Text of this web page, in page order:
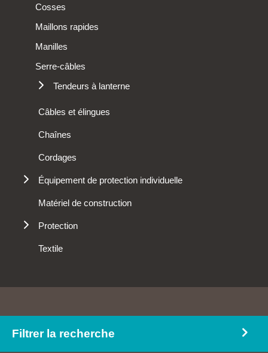
Cosses
Maillons rapides
Manilles
Serre-câbles
Tendeurs à lanterne
Haute résistance dédiés au levage
Tendeurs d'arrimage
Câbles et élingues
Chaînes
Cordages
Équipement de protection individuelle
Bloqueur
Harnais intégral
Sauvetage
Matériel de construction
Protection
Gants
Textile
Filtrer la recherche